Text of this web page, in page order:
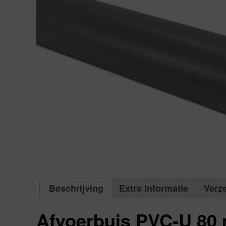
Beschrijving Extra Informatie
Afvoerbuis PVC-U